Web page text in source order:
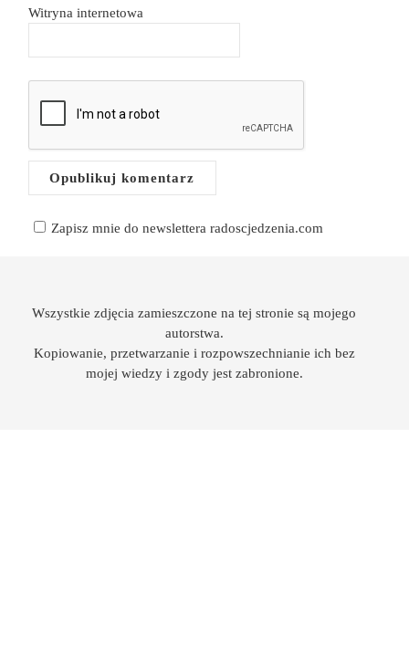
Witryna internetowa
Zapisz mnie do newslettera radoscjedzenia.com
Wszystkie zdjęcia zamieszczone na tej stronie są mojego
autorstwa.
Kopiowanie, przetwarzanie i rozpowszechnianie ich bez
mojej wiedzy i zgody jest zabronione.